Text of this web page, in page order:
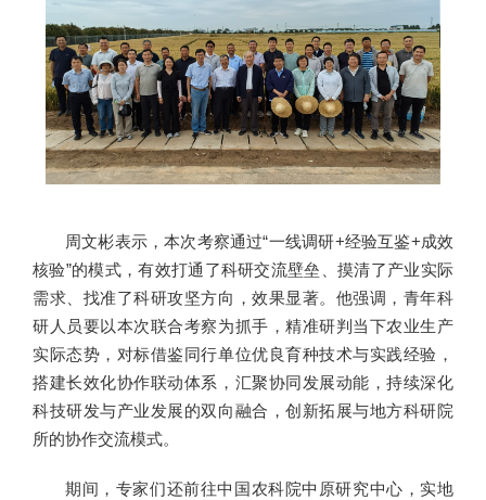
周文彬表示，本次考察通过“一线调研+经验互鉴+成效
核验”的模式，有效打通了科研交流壁垒、摸清了产业实际
需求、找准了科研攻坚方向，效果显著。他强调，青年科
研人员要以本次联合考察为抓手，精准研判当下农业生产
实际态势，对标借鉴同行单位优良育种技术与实践经验，
搭建长效化协作联动体系，汇聚协同发展动能，持续深化
科技研发与产业发展的双向融合，创新拓展与地方科研院
所的协作交流模式。
期间，专家们还前往中国农科院中原研究中心，实地